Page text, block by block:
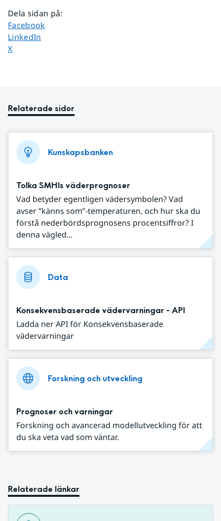
Dela sidan på:
Dela sidan på
Facebook
Dela sidan på
LinkedIn
Dela sidan på
X
Relaterade sidor
Kunskapsbanken
Tolka SMHIs väderprognoser
Vad betyder egentligen vädersymbolen? Vad
avser ”känns som”-temperaturen, och hur ska du
förstå nederbördsprognosens procentsiffror? I
denna vägled...
Data
Konsekvensbaserade vädervarningar - API
Ladda ner API för Konsekvensbaserade
vädervarningar
Forskning och utveckling
Prognoser och varningar
Forskning och avancerad modellutveckling för att
du ska veta vad som väntar.
Relaterade länkar